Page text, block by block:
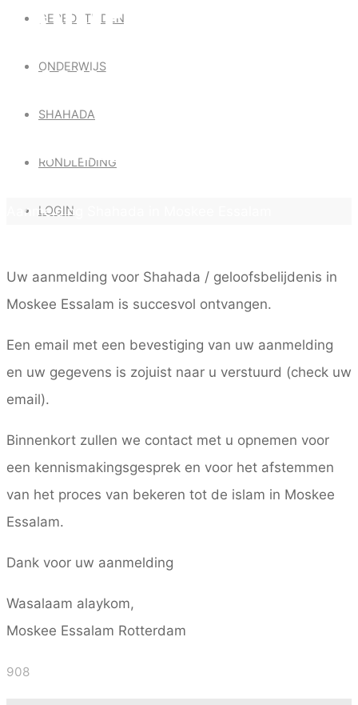
GEBEDSTIJDEN
ONDERWIJS
SHAHADA
RONDLEIDING
LOGIN
AANMELDING
SHAHADA IN
MOSKEE ESSALAM
Home
Aanmelding Shahada in Moskee Essalam
Uw aanmelding voor Shahada / geloofsbelijdenis in
Moskee Essalam is succesvol ontvangen.
Een email met een bevestiging van uw aanmelding
en uw gegevens is zojuist naar u verstuurd (check uw
email).
Binnenkort zullen we contact met u opnemen voor
een kennismakingsgesprek en voor het afstemmen
van het proces van bekeren tot de islam in Moskee
Essalam.
Dank voor uw aanmelding
Wasalaam alaykom,
Moskee Essalam Rotterdam
908